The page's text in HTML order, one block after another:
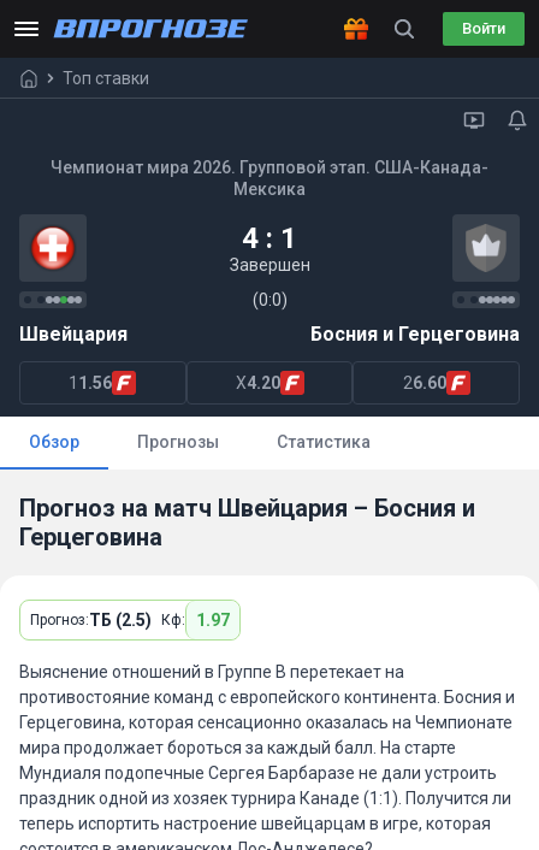
Войти
Топ ставки
Чемпионат мира 2026. Групповой этап. США-Канада-
Мексика
4 : 1
Завершен
(0:0)
Швейцария Босния и Герцеговина
1 1.56 X4.20 26.60
Обзор Прогнозы Статистика
Прогноз на матч Швейцария – Босния и
Герцеговина
Прогноз:ТБ (2.5) Кф: 1.97
Выяснение отношений в Группе B перетекает на
противостояние команд с европейского континента. Босния и
Герцеговина, которая сенсационно оказалась на Чемпионате
мира продолжает бороться за каждый балл. На старте
Мундиаля подопечные Сергея Барбаразе не дали устроить
праздник одной из хозяек турнира Канаде (1:1). Получится ли
теперь испортить настроение швейцарцам в игре, которая